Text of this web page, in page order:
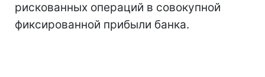
рискованных операций в совокупной
фиксированной прибыли банка.